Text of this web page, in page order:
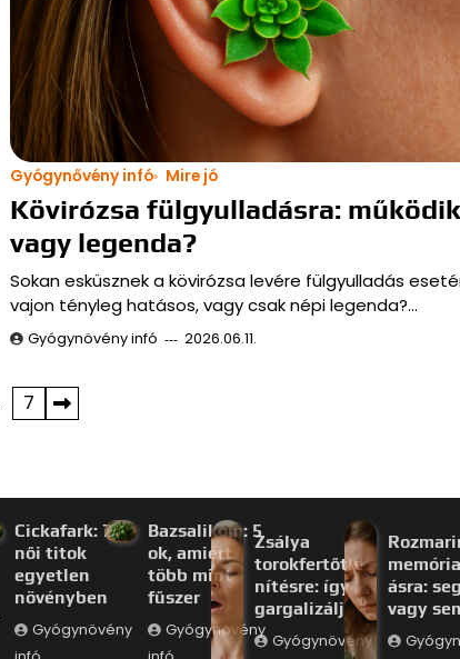
Gyógynővény infó Mire jó
Kövirózsa fülgyulladásra: működik
vagy legenda?
Sokan esküsznek a kövirózsa levére fülgyulladás
vajon tényleg hatásos, vagy csak népi legenda?…
Gyógynövény infó 2026.06.11.
7
Cickafark: 7
női titok
egyetlen
növényben
Gyógynövény
Bazsalikom: 5
ok, amiért
több mint
fűszer
Gyógynövény
Zsálya
torokfertőtle
nítésre: így
gargalizálj
Gyógynövény
ásra:
vagy